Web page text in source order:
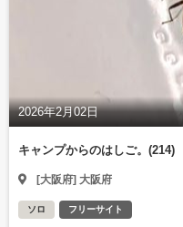
2026年2月02日
キャンプからのはしご。(214)
[大阪府] 大阪府
ソロ フリーサイト